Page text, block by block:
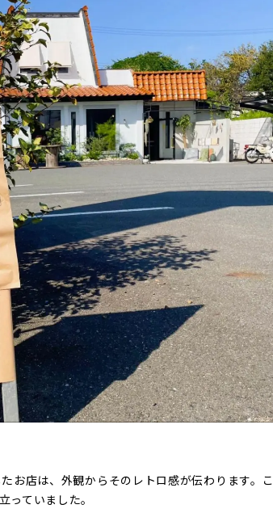
お店は、外観からそのレトロ感が伝わります。
ていました。